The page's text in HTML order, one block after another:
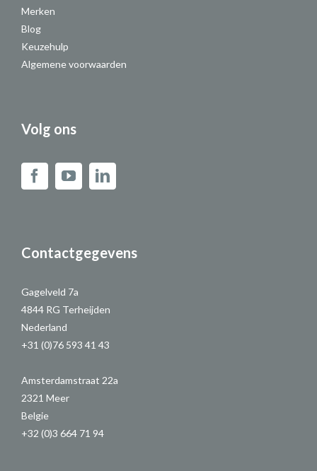
Merken
Blog
Keuzehulp
Algemene voorwaarden
Volg ons
Contactgegevens
Gagelveld 7a
4844 RG Terheijden
Nederland
+31 (0)76 593 41 43
Amsterdamstraat 22a
2321 Meer
Belgie
+32 (0)3 664 71 94